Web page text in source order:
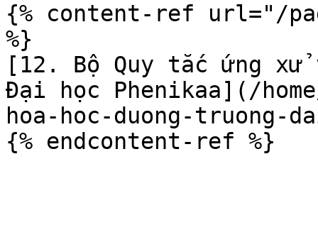
{% content-ref url="/
%}
[12. Bộ Quy tắc ứng xử
Đại học Phenikaa](/
hoa-hoc-duong-truong-